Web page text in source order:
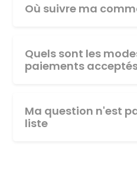
Où suivre ma
Quels sont les
paiements
Ma question n'est
liste